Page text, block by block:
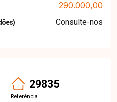
290.000,00
Consulte-nos
29835
Referência